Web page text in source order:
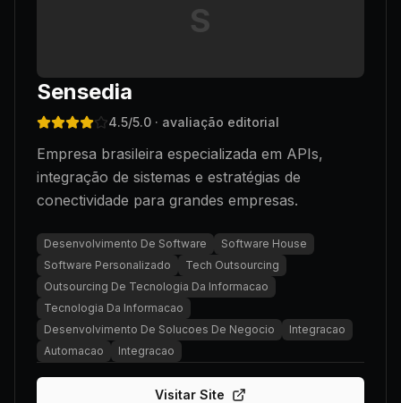
S
Sensedia
4.5/5.0 · avaliação editorial
Empresa brasileira especializada em APIs,
integração de sistemas e estratégias de
conectividade para grandes empresas.
Desenvolvimento De Software
Software House
Software Personalizado
Tech Outsourcing
Outsourcing De Tecnologia Da Informacao
Tecnologia Da Informacao
Desenvolvimento De Solucoes De Negocio
Integracao
Automacao
Integracao
Visitar Site